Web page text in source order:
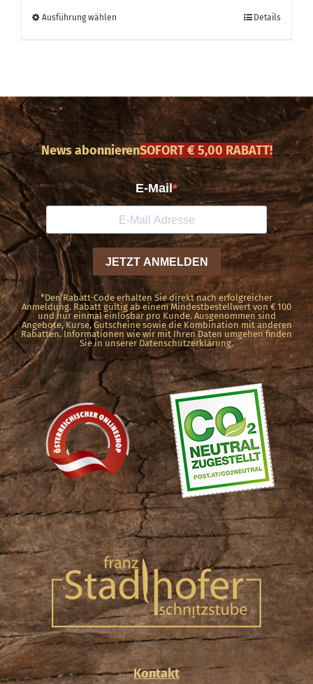
Ausführung wählen
Varianten
auf.
Die
Optionen
können
auf
der
Produktseite
gewählt
werden
Details
News abonnierenSOFORT € 5,00 RABATT!
*Den Rabatt-Code erhalten Sie direkt nach erfolgreicher
Anmeldung. Rabatt gültig ab einem Mindestbestellwert von € 100
und nur einmal einlösbar pro Kunde. Ausgenommen sind
Angebote, Kurse, Gutscheine sowie die Kombination mit anderen
Rabatten. Informationen wie wir mit Ihren Daten umgehen finden
Sie in unserer Datenschutzerklärung.
Kontakt